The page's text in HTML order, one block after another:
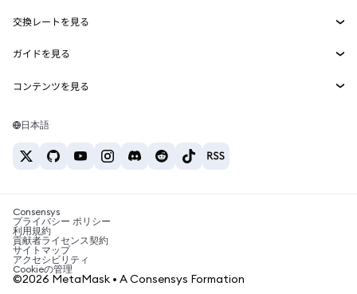
MetaMask Connect
Snaps
Web3サービス
セキュリティ
サポート
キャリア
お問い合わせ
イーサリアムの価格
Solanaの価格
Tetherの価格
交換レートを見る
ETH→USD
USDT→INR
BTC→INR
ETH→USDT
ガイドを見る
ETHの購入
USDTの購入
SHIBの購入
BNBの購入
コンテンツを見る
Solanaウォレット
税制関連ニュース
暗号資産の購入方法は？
ビットコインを売るには？
日本語
Consensys
プライバシー ポリシー
利用規約
貢献者ライセンス契約
サイトマップ
アクセシビリティ
Cookieの管理
©2026 MetaMask • A Consensys Formation